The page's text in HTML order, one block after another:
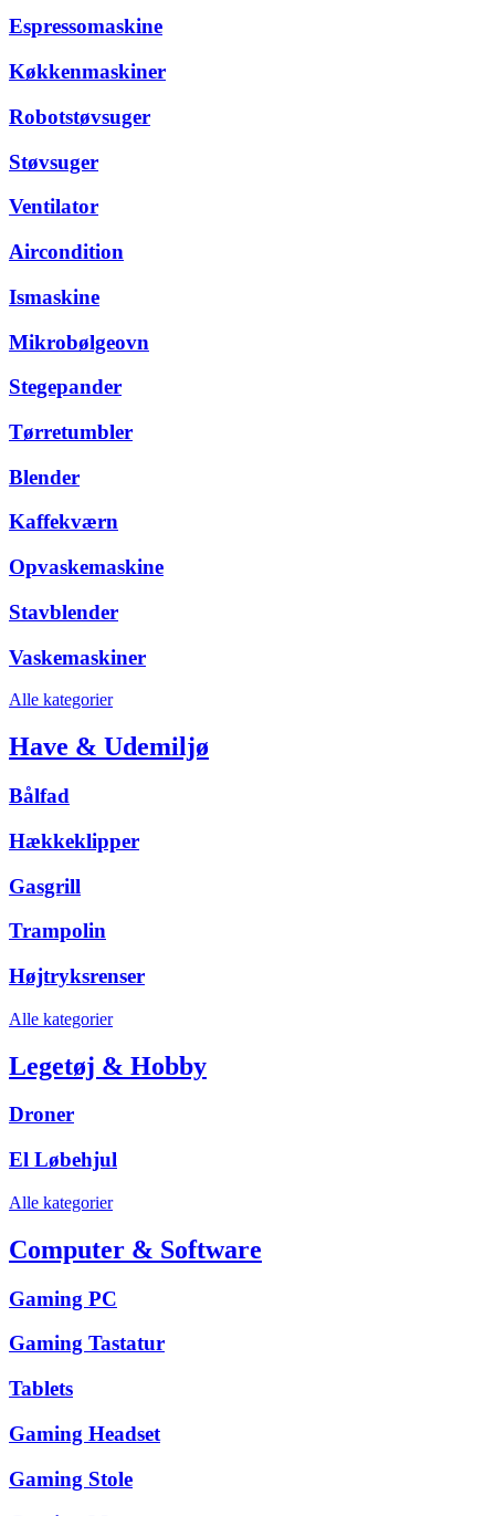
Espressomaskine
Køkkenmaskiner
Robotstøvsuger
Støvsuger
Ventilator
Aircondition
Ismaskine
Mikrobølgeovn
Stegepander
Tørretumbler
Blender
Kaffekværn
Opvaskemaskine
Stavblender
Vaskemaskiner
Alle kategorier
Have & Udemiljø
Bålfad
Hækkeklipper
Gasgrill
Trampolin
Højtryksrenser
Alle kategorier
Legetøj & Hobby
Droner
El Løbehjul
Alle kategorier
Computer & Software
Gaming PC
Gaming Tastatur
Tablets
Gaming Headset
Gaming Stole